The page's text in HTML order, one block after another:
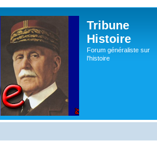
Tribune
Histoire
Forum généraliste sur
l'histoire